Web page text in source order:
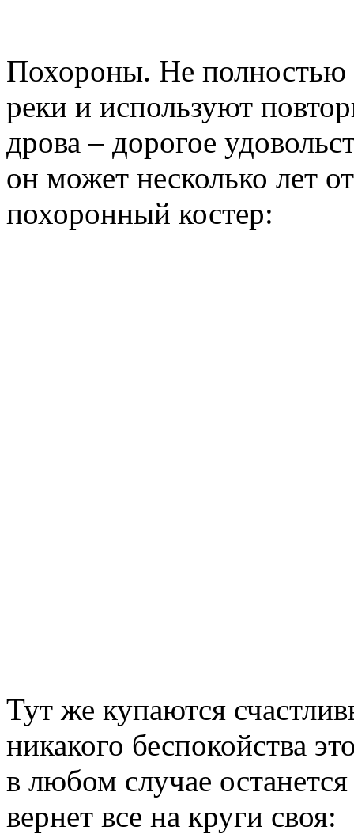
Похороны. Не полностью
реки и используют
дрова – дорогое
он может несколько лет
похоронный костер:
Тут же купаются
никакого беспокойства
в любом случае
вернет все на круги своя: